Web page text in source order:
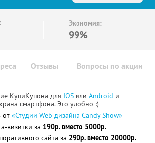
Экономия:
99%
Отзывы Вопросы по акции
КупиКупона для IOS или Android и
смартфона. Это удобно :)
от «Студии Web дизайна Candy Show»
визитки за 190р. вместо 5000р.
сайта за 290р. вместо 20000р.